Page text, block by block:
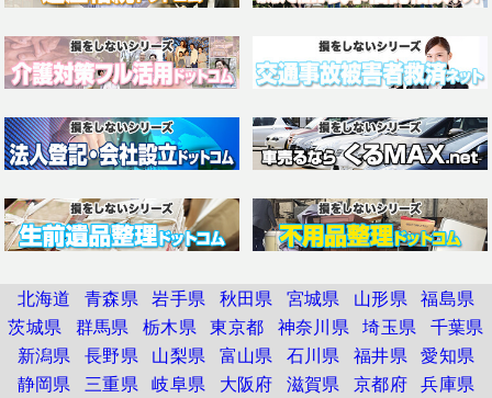
北海道 青森県 岩手県 秋田県 宮城県 山形県 福島県
茨城県 群馬県 栃木県 東京都 神奈川県 埼玉県 千葉県
新潟県 長野県 山梨県 富山県 石川県 福井県 愛知県
静岡県 三重県 岐阜県 大阪府 滋賀県 京都府 兵庫県